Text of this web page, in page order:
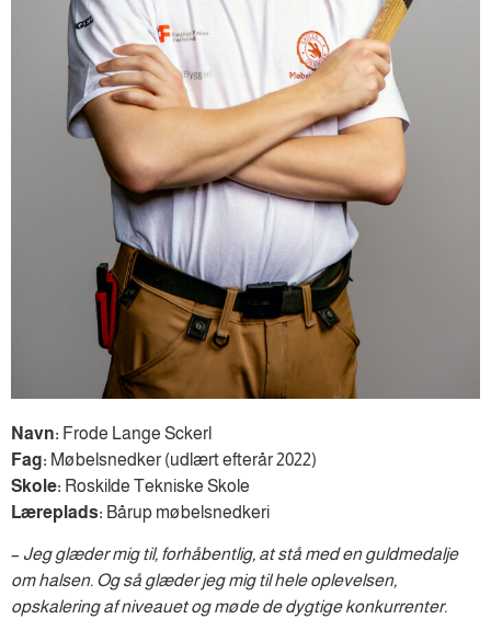
Navn: Frode Lange Sckerl
Fag: Møbelsnedker (udlært efterår 2022)
Skole: Roskilde Tekniske Skole
Læreplads: Bårup møbelsnedkeri
– Jeg glæder mig til, forhåbentlig, at stå med en guldmedalje
om halsen. Og så glæder jeg mig til hele oplevelsen,
opskalering af niveauet og møde de dygtige konkurrenter.